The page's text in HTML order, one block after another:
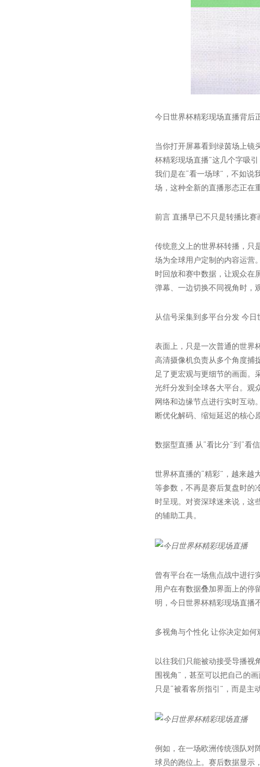
今日世界杯精彩现场直播背后
当你打开屏幕看到绿茵场上镜
杯精彩现场直播”这几个字吸
我们是在“看一场球”，不如说
场，这种全新的直播形态正在
前言 直播早已不只是转播比赛
传统意义上的世界杯转播，只
场为全球用户定制的内容运营
时回放和赛中数据，让观众在
弹幕、一边切换不同视角时，
从信号采集到多平台分发 今
表面上，只是一次普通的世界
高清摄像机负责从多个角度捕
足了更宏观与更细节的画面。
光纤分发到全球各大平台。观
网络和边缘节点进行实时互动
断优化解码、缩短延迟的核心
数据型直播 从“看比分”到“看
世界杯直播的“精彩”，越来越
等参数，不再是赛后复盘时的
时呈现。对资深球迷来说，这
的辅助工具。
曾有平台在一场焦点战中进行
用户在有数据叠加界面上的停
明，今日世界杯精彩现场直播
多视角与个性化 让你决定如何
以往我们只能被动接受导播视
围视角”，甚至可以把自己的
只是“被看客所指引”，而是主
例如，在一场欧洲传统强队对
球员的跑位上。赛后数据显示